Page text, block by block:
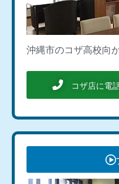
沖縄市のコザ高校向
コザ店に電